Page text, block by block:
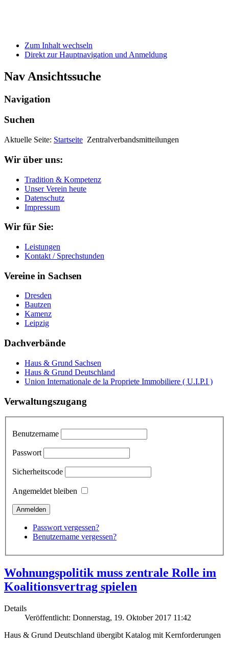
Zum Inhalt wechseln
Direkt zur Hauptnavigation und Anmeldung
Nav Ansichtssuche
Navigation
Suchen
Aktuelle Seite: Startseite Zentralverbandsmitteilungen
Wir über uns:
Tradition & Kompetenz
Unser Verein heute
Datenschutz
Impressum
Wir für Sie:
Leistungen
Kontakt / Sprechstunden
Vereine in Sachsen
Dresden
Bautzen
Kamenz
Leipzig
Dachverbände
Haus & Grund Sachsen
Haus & Grund Deutschland
Union Internationale de la Propriete Immobiliere ( U.I.P.I )
Verwaltungszugang
Benutzername
Passwort
Sicherheitscode
Angemeldet bleiben
Passwort vergessen?
Benutzername vergessen?
Wohnungspolitik muss zentrale Rolle im
Koalitionsvertrag spielen
Details
Veröffentlicht: Donnerstag, 19. Oktober 2017 11:42
Haus & Grund Deutschland übergibt Katalog mit Kernforderungen